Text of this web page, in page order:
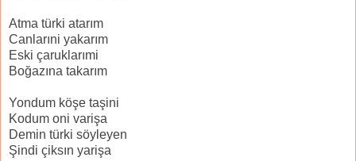
Atma türki atarım
Canlarıni yakarım
Eski çaruklarımi
Boğazına takarım
Yondum köşe taşini
Kodum oni varişa
Demin türki söyleyen
Şindi çiksın yarişa